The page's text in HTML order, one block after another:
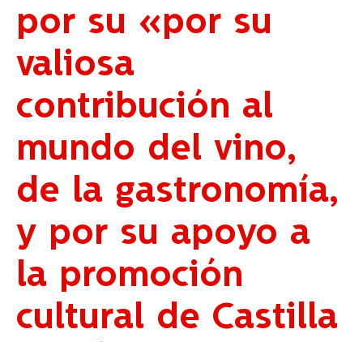
por su «por su
valiosa
contribución al
mundo del vino,
de la gastronomía,
y por su apoyo a
la promoción
cultural de Castilla